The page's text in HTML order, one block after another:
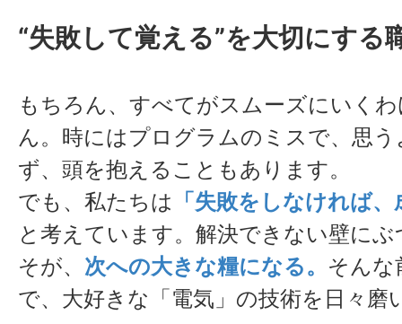
“失敗して覚える”を大切にする
もちろん、すべてがスムーズにいく
ん。時にはプログラムのミスで、思
ず、頭を抱えることもあります。
でも、私たちは 「失敗をしなければ
と考えています。解決できない壁に
そが、 次への大きな糧になる。 そんな
で、大好きな「電気」の技術を日々磨